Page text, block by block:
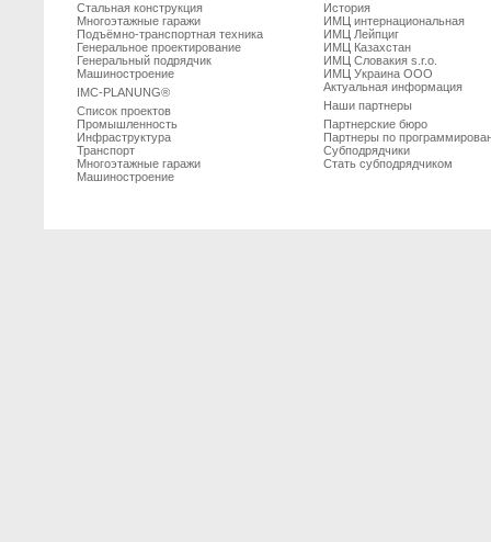
Стальная конструкция
Многоэтажные гаражи
Подъёмно-транспортная техника
Генеральное проектирование
Генеральный подрядчик
Машиностроение
IMC-PLANUNG®
Список проектов
Промышленность
Инфраструктура
Транспорт
Многоэтажные гаражи
Машиностроение
История
ИМЦ интернациональная
ИМЦ Лейпциг
ИМЦ Казахстан
ИМЦ Словакия s.r.o.
ИМЦ Украина ООО
Актуальная информация
Наши партнеры
Партнерские бюро
Партнеры по
Субподрядчики
Стать субподрядчиком